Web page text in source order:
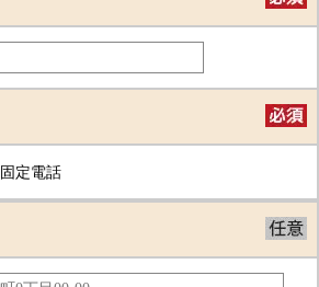
固定電話